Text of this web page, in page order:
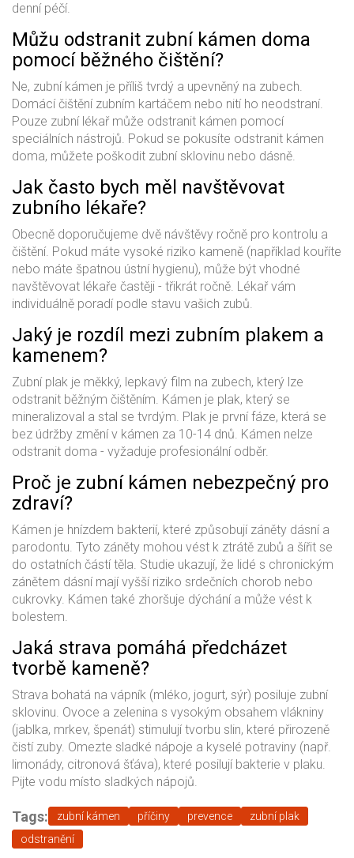
denní péčí.
Můžu odstranit zubní kámen doma
pomocí běžného čištění?
Ne, zubní kámen je příliš tvrdý a upevněný na zubech.
Domácí čištění zubním kartáčem nebo nití ho neodstraní.
Pouze zubní lékař může odstranit kámen pomocí
speciálních nástrojů. Pokud se pokusíte odstranit kámen
doma, můžete poškodit zubní sklovinu nebo dásně.
Jak často bych měl navštěvovat
zubního lékaře?
Obecně doporučujeme dvě návštěvy ročně pro kontrolu a
čištění. Pokud máte vysoké riziko kameně (například kouříte
nebo máte špatnou ústní hygienu), může být vhodné
navštěvovat lékaře častěji - třikrát ročně. Lékař vám
individuálně poradí podle stavu vašich zubů.
Jaký je rozdíl mezi zubním plakem a
kamenem?
Zubní plak je měkký, lepkavý film na zubech, který lze
odstranit běžným čištěním. Kámen je plak, který se
mineralizoval a stal se tvrdým. Plak je první fáze, která se
bez údržby změní v kámen za 10-14 dnů. Kámen nelze
odstranit doma - vyžaduje profesionální odběr.
Proč je zubní kámen nebezpečný pro
zdraví?
Kámen je hnízdem bakterií, které způsobují záněty dásní a
parodontu. Tyto záněty mohou vést k ztrátě zubů a šířit se
do ostatních částí těla. Studie ukazují, že lidé s chronickým
zánětem dásní mají vyšší riziko srdečních chorob nebo
cukrovky. Kámen také zhoršuje dýchání a může vést k
bolestem.
Jaká strava pomáhá předcházet
tvorbě kameně?
Strava bohatá na vápník (mléko, jogurt, sýr) posiluje zubní
sklovinu. Ovoce a zelenina s vysokým obsahem vlákniny
(jablka, mrkev, špenát) stimulují tvorbu slin, které přirozeně
čistí zuby. Omezte sladké nápoje a kyselé potraviny (např.
limonády, citronová šťáva), které posilují bakterie v plaku.
Pijte vodu místo sladkých nápojů.
Tags: zubní kámen příčiny prevence
zubní plak
odstranění